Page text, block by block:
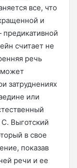
все, что
и
предикативной
считает не
речь
может
затруднениях
или
Выготский
в свое
показав
речи и ее